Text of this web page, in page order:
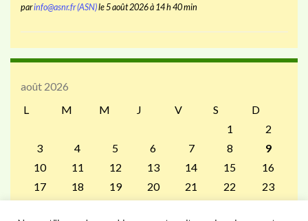
parinfo@asnr.fr (ASN)le 5 août 2026 à 14 h 40 min
août 2026
L
M M J V S
D
1
2
3
4 5 6 7 8
9
10
11 12 13 14 15
16
17
18 19 20 21 22
23